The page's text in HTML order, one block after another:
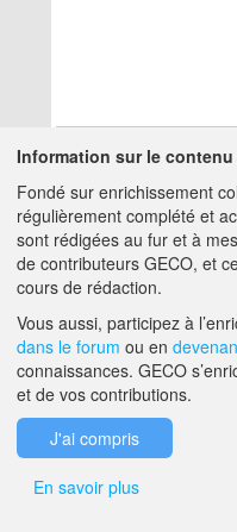
Aucun résultat
A PROPOS DE
F.A.Q.
Information sur le contenu
Fondé sur enrichissement
régulièrement complété et
sont rédigées au fur et à
de contributeurs GECO, et
cours de rédaction.
Vous aussi, participez à
dans le forum ou en
connaissances. GECO
et de vos contributions.
J'ai compris
En savoir plus